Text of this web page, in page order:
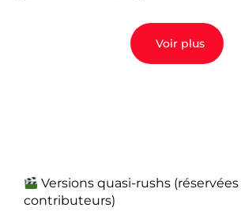
Voir plus
Versions quasi-rushs (réservées
contributeurs)